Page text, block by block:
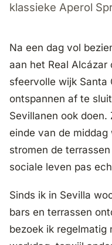
klassieke Aperol
Na een dag vol
aan het Real Alcázar
sfeervolle wijk Santa
ontspannen af te
Sevillanen ook
einde van de
stromen de
sociale leven pas
Sinds ik in Sevilla
bars en terrassen
bezoek ik regelmatig